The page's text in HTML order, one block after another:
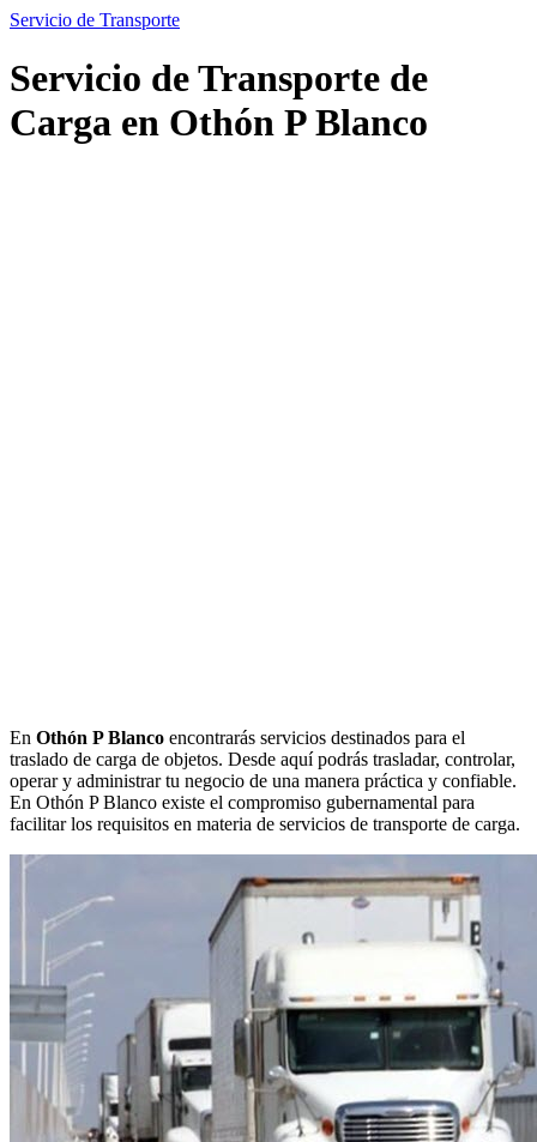
Servicio de Transporte
Servicio de Transporte de
Carga en Othón P Blanco
En Othón P Blanco encontrarás servicios destinados para el
traslado de carga de objetos. Desde aquí podrás trasladar, controlar,
operar y administrar tu negocio de una manera práctica y confiable.
En Othón P Blanco existe el compromiso gubernamental para
facilitar los requisitos en materia de servicios de transporte de carga.